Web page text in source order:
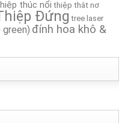
thúc nổi thiệp thắt nơ
Đứng tree laser
green) đính hoa khô &